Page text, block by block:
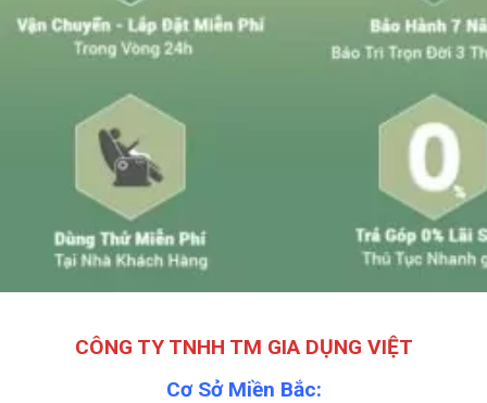
CÔNG TY TNHH TM GIA DỤNG VIỆT
Cơ Sở Miền Bắc: